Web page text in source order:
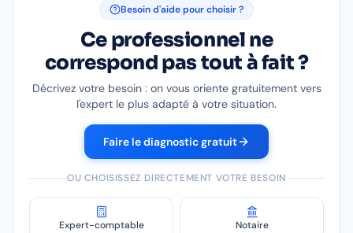
Besoin d'aide pour choisir ?
Ce professionnel ne
correspond pas tout à fait ?
Décrivez votre besoin : on vous oriente gratuitement vers
l'expert le plus adapté à votre situation.
Faire le diagnostic gratuit
OU CHOISISSEZ DIRECTEMENT VOTRE BESOIN
Expert-comptable Notaire